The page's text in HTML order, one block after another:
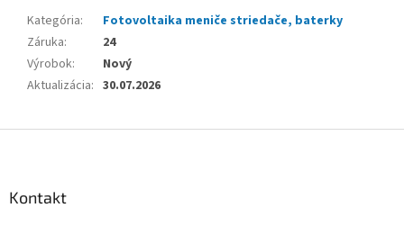
Kategória:
Fotovoltaika meniče striedače, baterky
Záruka:
24
Výrobok:
Nový
Aktualizácia: 30.07.2026
Kontakt